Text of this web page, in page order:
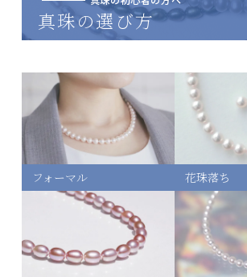
真珠の選び方
フォーマル 花珠落ち